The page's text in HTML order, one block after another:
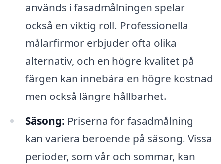
används i fasadmålningen spelar
också en viktig roll. Professionella
målarfirmor erbjuder ofta olika
alternativ, och en högre kvalitet på
färgen kan innebära en högre kostnad
men också längre hållbarhet.
Säsong: Priserna för fasadmålning
kan variera beroende på säsong. Vissa
perioder, som vår och sommar, kan